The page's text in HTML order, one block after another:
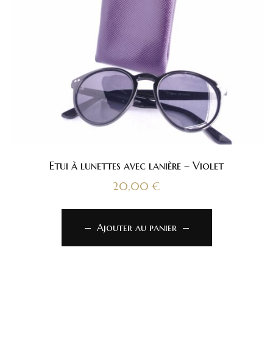
Etui à lunettes avec lanière – Violet
20,00 €
Ajouter au panier